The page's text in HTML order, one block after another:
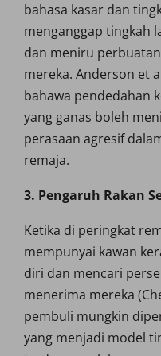
bahasa kasar dan
menganggap tingkah
dan meniru
mereka. Anderson et
bahawa pendedahan
yang ganas boleh
perasaan agresif
remaja.
3. Pengaruh Rakan
Ketika di peringkat
mempunyai kawan
diri dan mencari
menerima mereka
pembuli mungkin
yang menjadi model